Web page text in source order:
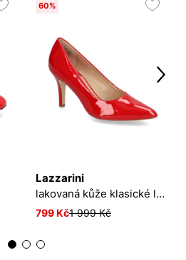
60%
Lazzarini
lakovaná kůže klasické lodičky
799 Kč1 999 Kč